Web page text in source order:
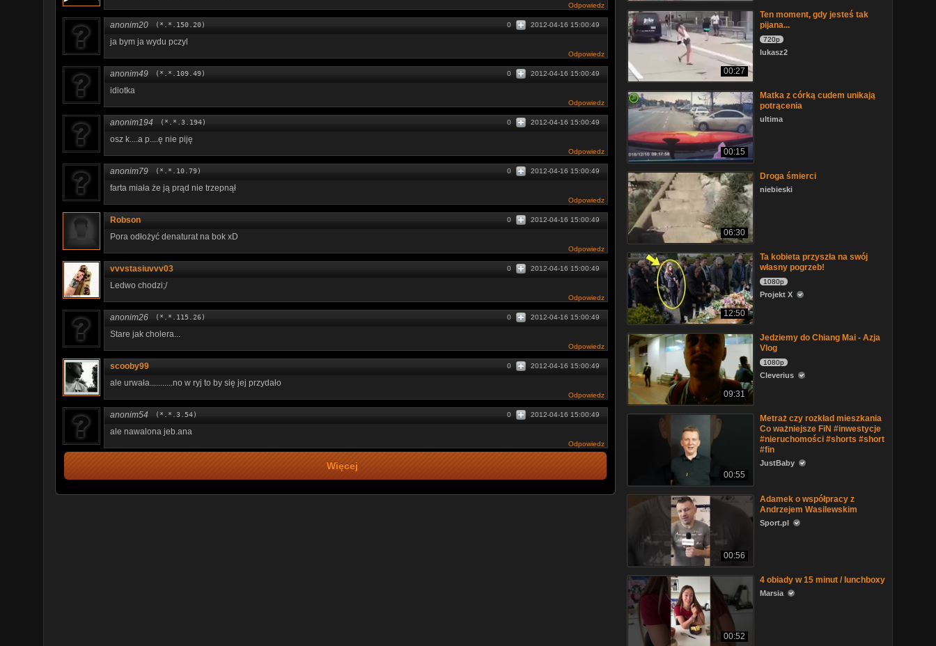
Odpowiedz
anonim20 (*.*.150.20) 2012-04-16 15:00:49
0
ja bym ja wydu pczyl
Odpowiedz
anonim49 (*.*.109.49) 2012-04-16 15:00:49
0
idiotka
Odpowiedz
anonim194 (*.*.3.194) 2012-04-16 15:00:49
0
osz k....a p....ę nie piję
Odpowiedz
anonim79 (*.*.10.79) 2012-04-16 15:00:49
0
farta miała że ją prąd nie trzepnął
Odpowiedz
Robson 2012-04-16 15:00:49
0
Pora odłożyć denaturat na bok xD
Odpowiedz
vvvstasiuvvv03 2012-04-16 15:00:49
0
Ledwo chodzi;/
Odpowiedz
anonim26 (*.*.115.26) 2012-04-16 15:00:49
0
Stare jak cholera...
Odpowiedz
scooby99 2012-04-16 15:00:49
0
ale urwała...........no w ryj to by się jej przydało
Odpowiedz
anonim54 (*.*.3.54) 2012-04-16 15:00:49
0
ale nawalona jeb.ana
Odpowiedz
Więcej
00:27
Ten moment, gdy jesteś tak
pijana...
720p
lukasz2
00:15
Matka z córką cudem unikają
potrącenia
ultima
06:30
Droga śmierci
niebieski
12:50
Ta kobieta przyszła na swój
własny pogrzeb!
1080p
Projekt X
09:31
Jedziemy do Chiang Mai - Azja
Vlog
1080p
Cleverius
00:55
Metraż czy rozkład mieszkania
Co ważniejsze FiN #inwestycje
#nieruchomości #shorts #short
#fin
JustBaby
00:56
Adamek o współpracy z
Andrzejem Wasilewskim
Sport.pl
00:52
4 obiady w 15 minut / lunchboxy
Marsia